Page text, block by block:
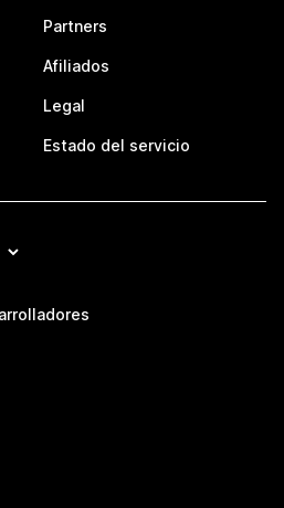
Partners
Afiliados
Legal
Estado del servicio